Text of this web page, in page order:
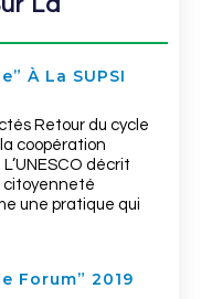
La
À La SUPSI
Retour du cycle
coopération
décrit
citoyenneté
une pratique qui
Forum” 2019